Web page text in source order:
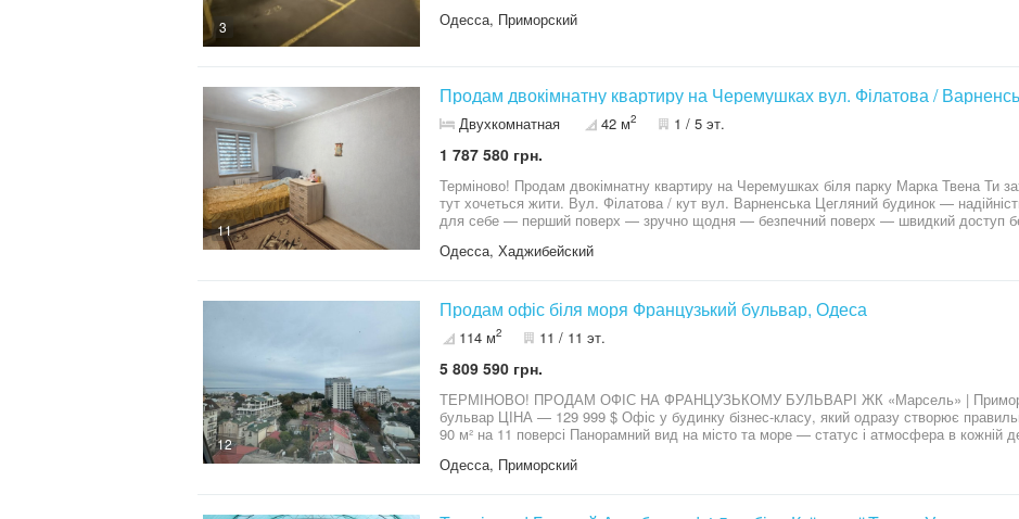
3
Аренда паркинг в приморском районе. Підійде для жителів центру, Французького
Одесса, Приморский
11
Продам двокімнатну квартиру на Черемушках вул. Філатова /
Двухкомнатная 42 м2 1 / 5 эт.
1 787 580 грн.
Терміново! Продам двокімнатну квартиру на Черемушках біля парку Марка Твена Ти
тут хочеться жити. Вул. Філатова / кут вул. Варненська Цегляний будинок —
для себе — перший поверх — зручно щодня — безпечний поверх — швидкий доступ
стабільність без стресу — поруч парк Марка Твена — прогулянки, свіже повітря,
розв’язка: маршрутки №208, 168, 232А, тролейбус №12 — швидко дістанешся в будь-
двокімнатна. Це рішення для життя. Телефонуй — такі варіанти довго не затримуються!
Одесса, Хаджибейский
12
Продам офіс біля моря Французький бульвар, Одеса
114 м2 11 / 11 эт.
5 809 590 грн.
ТЕРМІНОВО! ПРОДАМ ОФІС НА ФРАНЦУЗЬКОМУ БУЛЬВАРІ ЖК «Марсель» |
бульвар ЦІНА — 129 999 $ Офіс у будинку бізнес-класу, який одразу створює
90 м² на 11 поверсі Панорамний вид на місто та море — статус і атмосфера в кожній
команди Світлий простір та комфортна атмосфера для роботи Ідеально підходить під:
Одесса, Приморский